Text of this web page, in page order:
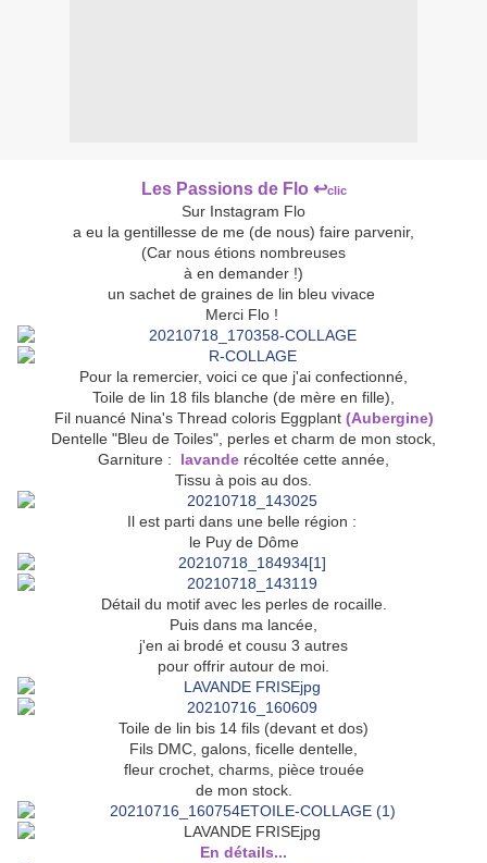
Les Passions de Flo↩clic
Sur Instagram Flo
a eu la gentillesse de me (de nous) faire parvenir,
(Car nous étions nombreuses
à en demander !)
un sachet de graines de lin bleu vivace
Merci Flo !
Pour la remercier, voici ce que j'ai confectionné,
Toile de lin 18 fils blanche (de mère en fille),
Fil nuancé Nina's Thread coloris Eggplant (Aubergine)
Dentelle "Bleu de Toiles", perles et charm de mon stock,
Garniture : lavande récoltée cette année,
Tissu à pois au dos.
Il est parti dans une belle région :
le Puy de Dôme
Détail du motif avec les perles de rocaille.
Puis dans ma lancée,
j'en ai brodé et cousu 3 autres
pour offrir autour de moi.
Toile de lin bis 14 fils (devant et dos)
Fils DMC, galons, ficelle dentelle,
fleur crochet, charms, pièce trouée
de mon stock.
En détails...